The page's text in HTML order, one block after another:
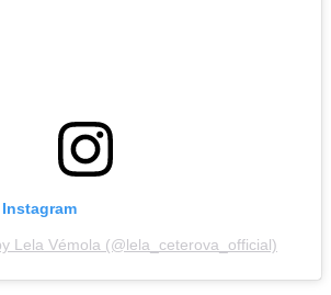
Lela Vémola (@lela_ceterova_official)